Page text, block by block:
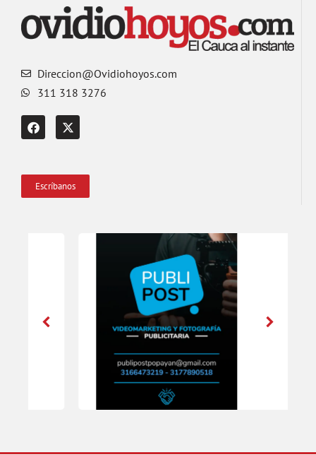
Direccion@Ovidiohoyos.com
311 318 3276
Escríbanos